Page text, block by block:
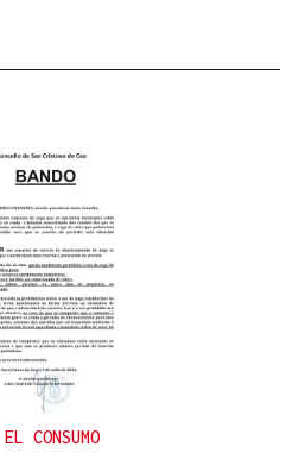
un dispositivo por el
agentes
CONSUMO